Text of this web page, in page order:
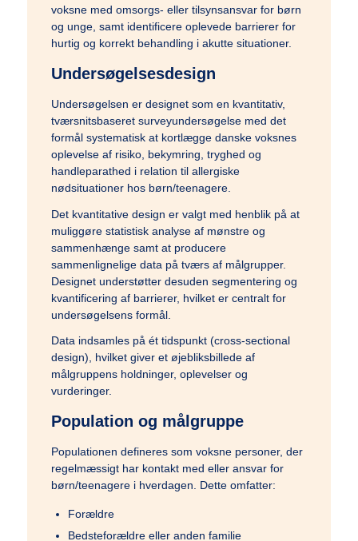
Podcast: Læge til læge
Podcast: NURSE
Artikler & Nyheder
Gå til lægen
SundhedsTV Undersøger
Lægens Blok
Om Sundhedstv
voksne med omsorgs- eller tilsynsansvar for børn
og unge, samt identificere oplevede barrierer for
hurtig og korrekt behandling i akutte situationer.
Undersøgelsesdesign
Undersøgelsen er designet som en kvantitativ,
tværsnitsbaseret surveyundersøgelse med det
formål systematisk at kortlægge danske voksnes
oplevelse af risiko, bekymring, tryghed og
handleparathed i relation til allergiske
nødsituationer hos børn/teenagere.
Det kvantitative design er valgt med henblik på at
muliggøre statistisk analyse af mønstre og
sammenhænge samt at producere
sammenlignelige data på tværs af målgrupper.
Designet understøtter desuden segmentering og
kvantificering af barrierer, hvilket er centralt for
undersøgelsens formål.
Data indsamles på ét tidspunkt (cross-sectional
design), hvilket giver et øjebliksbillede af
målgruppens holdninger, oplevelser og
vurderinger.
Population og målgruppe
Populationen defineres som voksne personer, der
regelmæssigt har kontakt med eller ansvar for
børn/teenagere i hverdagen. Dette omfatter:
Forældre
Bedsteforældre eller anden familie